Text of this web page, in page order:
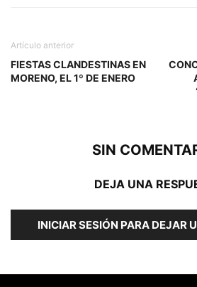
Artículo anterior
FIESTAS CLANDESTINAS EN
MORENO, EL 1º DE ENERO
SIN
DEJA UNA
INICIAR SESIÓN PARA DEJAR